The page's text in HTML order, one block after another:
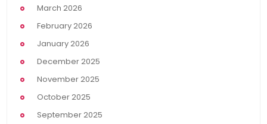
March 2026
February 2026
January 2026
December 2025
November 2025
October 2025
September 2025